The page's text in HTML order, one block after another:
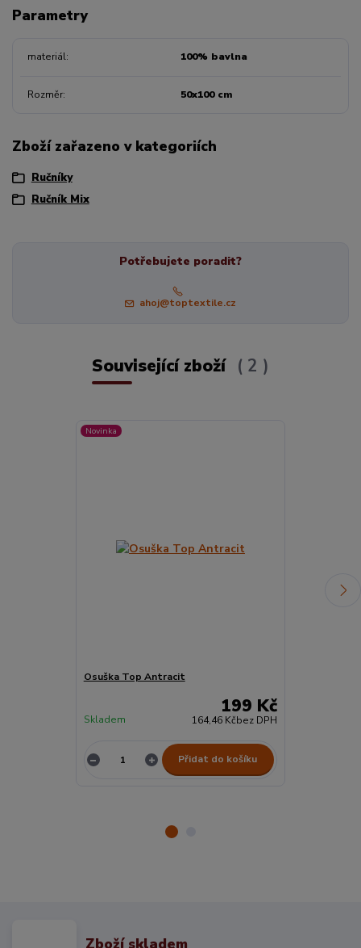
Parametry
materiál 100% bavlna
Rozměr 50x100 cm
Zboží zařazeno v kategoriích
Ručníky
Ručník Mix
Potřebujete poradit?
ahoj@toptextile.cz
Související zboží 2
Novinka
Osuška Top Antracit
199 Kč
164,46 Kčbez DPH
Skladem
Přidat do košíku